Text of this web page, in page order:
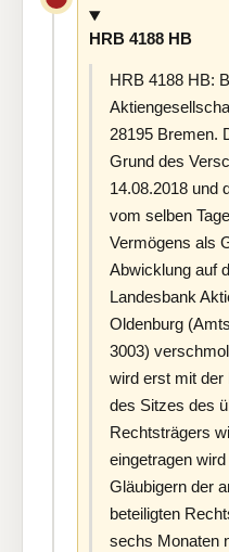
HRB 4188 HB
HRB 4188 HB:
28195 Bremen.
Grund des
14.08.2018 und
vom selben
Vermögens als
Abwicklung auf
Landesbank
Oldenburg
3003)
wird erst mit der
des Sitzes des
Rechtsträgers
eingetragen
Gläubigern der
beteiligten
sechs Monaten